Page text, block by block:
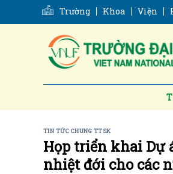
Trường Khoa Viện
TIN TỨC CHUNG TTSK
Họp triển khai Dự
nhiệt đới cho các